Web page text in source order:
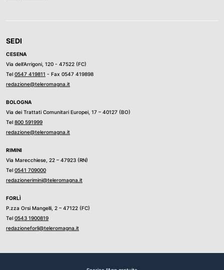
SEDI
CESENA
Via dell’Arrigoni, 120 - 47522 (FC)
Tel 0547 419811 - Fax 0547 419898
redazione@teleromagna.it
BOLOGNA
Via dei Trattati Comunitari Europei, 17 – 40127 (BO)
Tel 800 591999
redazione@teleromagna.it
RIMINI
Via Marecchiese, 22 – 47923 (RN)
Tel 0541 709000
redazionerimini@teleromagna.it
FORLÌ
P.zza Orsi Mangelli, 2 – 47122 (FC)
Tel 0543 1900819
redazioneforli@teleromagna.it